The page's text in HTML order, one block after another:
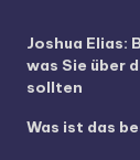
Joshua Elias:
was Sie über
sollten
Was ist das